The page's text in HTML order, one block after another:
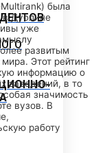
была
в Дублине
уже
развитым
Этот рейтинг
информацию о
заведений, в то
значимость
вузов. В
работу